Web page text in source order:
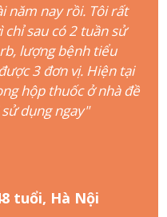
năm nay rồi. Tôi rất
chỉ sau có 2 tuần sử
lượng bệnh tiểu
3 đơn vị. Hiện tại
hộp thuốc ở nhà đề
dụng ngay"
tuổi, Hà Nội